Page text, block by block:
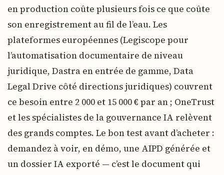
en production coûte plusieurs fois ce que coûte
son enregistrement au fil de l’eau. Les
plateformes européennes (Legiscope pour
l’automatisation documentaire de niveau
juridique, Dastra en entrée de gamme, Data
Legal Drive côté directions juridiques) couvrent
ce besoin entre 2 000 et 15 000 € par an ; OneTrust
et les spécialistes de la gouvernance IA relèvent
des grands comptes. Le bon test avant d’acheter :
demandez à voir, en démo, une AIPD générée et
un dossier IA exporté — c’est le document qui